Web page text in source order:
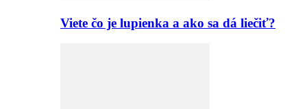
Viete čo je lupienka a ako sa dá liečiť?